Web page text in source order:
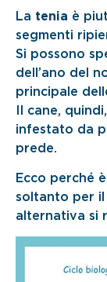
La tenia è
segmenti
Si possono
dell’ano del
principale
Il cane,
infestato da
prede.
Ecco perché
soltanto per il
alternativa si